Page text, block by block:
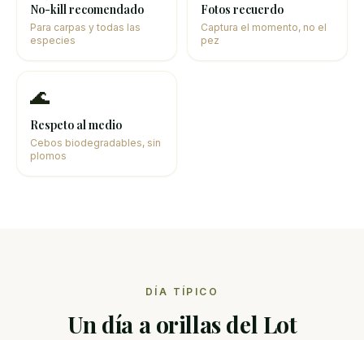
No-kill recomendado
Para carpas y todas las
especies
Fotos recuerdo
Captura el momento, no el
pez
🌊
Respeto al medio
Cebos biodegradables, sin
plomos
DÍA TÍPICO
Un día a orillas del Lot